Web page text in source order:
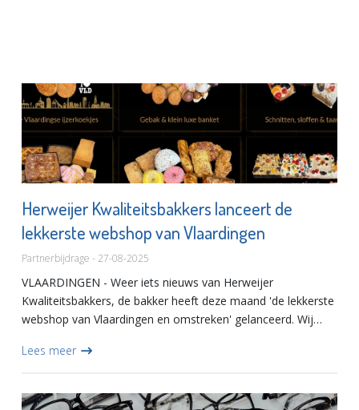
Herweijer Kwaliteitsbakkers lanceert de
lekkerste webshop van Vlaardingen
Partnerbijdrage - 27-08-2025
VLAARDINGEN - Weer iets nieuws van Herweijer
Kwaliteitsbakkers, de bakker heeft deze maand 'de lekkerste
webshop van Vlaardingen en omstreken' gelanceerd. Wij
wel heel lekk...
Lees meer